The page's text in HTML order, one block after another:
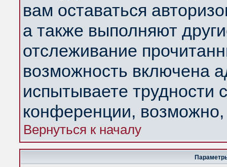
вам оставаться
а также выполняют
отслеживание
возможность включена
испытываете трудности
конференции,
Вернуться к началу